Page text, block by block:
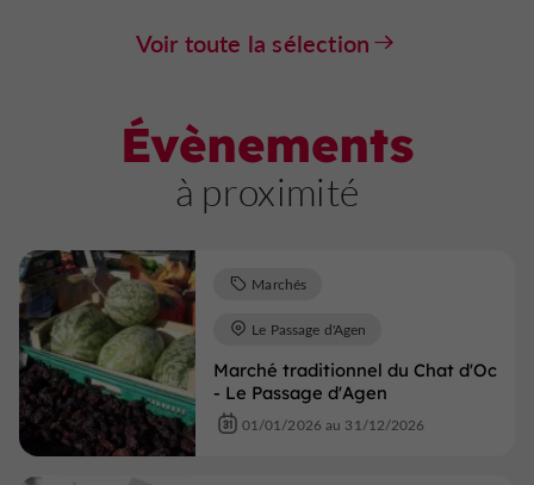
Voir toute la sélection
Évènements
à proximité
Marché traditionnel du Chat d'Oc
- Le Passage d'Agen
Marchés
Le Passage d'Agen
01/01/2026 au 31/12/2026